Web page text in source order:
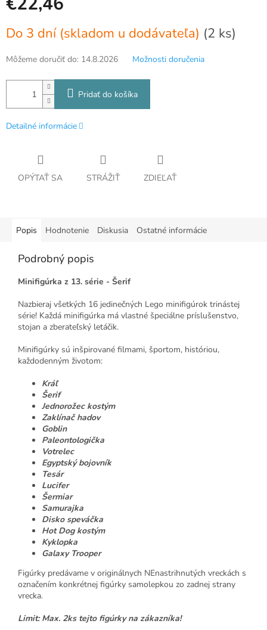
cena:
Do 3 dní (skladom u dodávateľa) (2 ks)
Môžeme doručiť do: 14.8.2026 Možnosti doručenia
Pridať do košíka
Detailné informácie
OPÝTAŤ SA STRÁŽIŤ ZDIEĽAŤ
Popis Hodnotenie Diskusia Ostatné informácie
Podrobný popis
Minifigúrka z 13. série - Šerif
Nazbieraj všetkých 16 jedinečných Lego minifigúrok trinástej
série! Každá minifigúrka má vlastné špeciálne príslušenstvo,
stojan a zberateľský letáčik.
Minifigúrky sú inšpirované filmami, športom, históriou,
každodenným životom:
Kráľ
Šerif
Jednorožec kostým
Zaklínač hadov
Goblin
Paleontologička
Votrelec
Egyptský bojovník
Tesár
Lucifer
Šermiar
Samurajka
Disko speváčka
Hot Dog kostým
Kyklopka
Galaxy Trooper
Figúrky predávame v originálnych NEnastrihnutých vreckách s
označením konkrétnej figúrky samolepkou zo zadnej strany
vrecka.
Limit: Max. 2ks tejto figúrky na zákazníka!